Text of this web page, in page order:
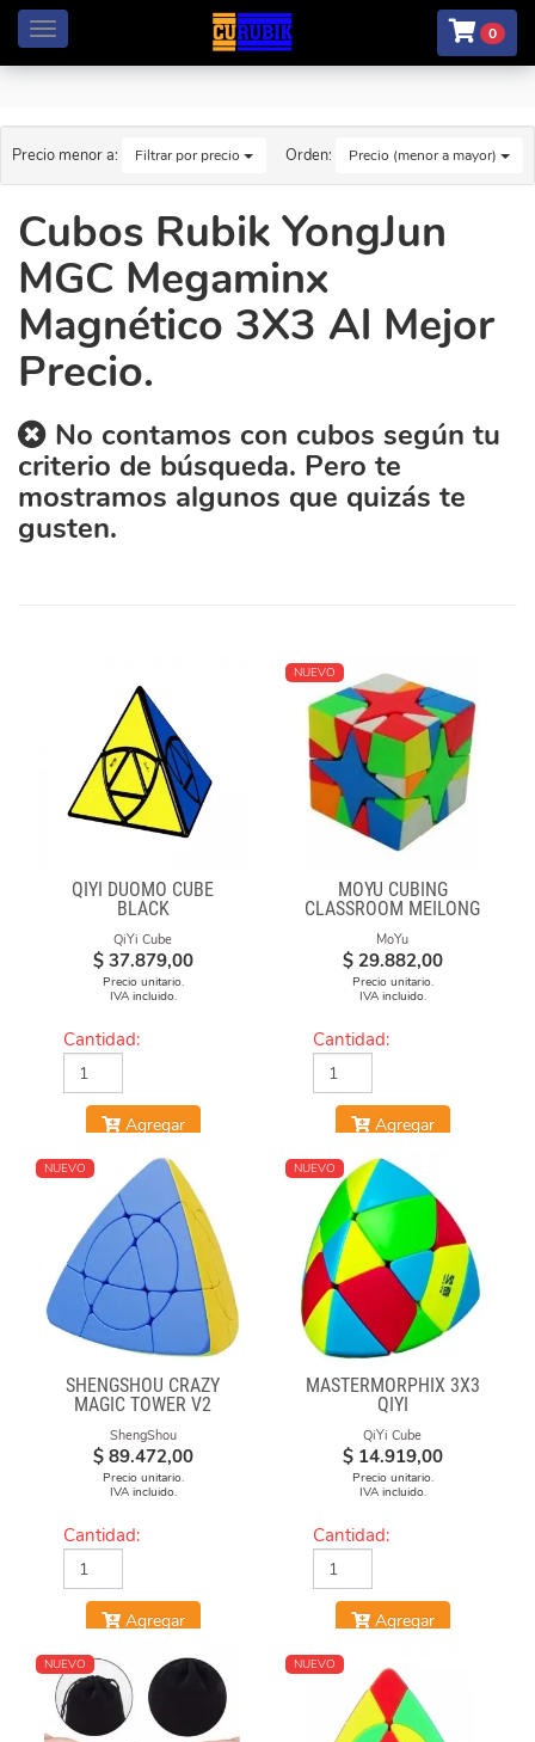
Menú 0
Precio menor a: Filtrar por precio Orden: Precio (menor a mayor)
Cubos Rubik YongJun
MGC Megaminx
Magnético 3X3 Al Mejor
Precio.
No contamos con cubos según tu
criterio de búsqueda. Pero te
mostramos algunos que quizás te
gusten.
QIYI DUOMO CUBE
BLACK
QiYi Cube
$ 37.879,00
Precio unitario.
IVA incluido.
Cantidad:
Agregar
NUEVO
MOYU CUBING
CLASSROOM MEILONG
POLARIS CUBE
STICKERLESS
MoYu
$ 29.882,00
Precio unitario.
IVA incluido.
Cantidad:
Agregar
NUEVO
SHENGSHOU CRAZY
MAGIC TOWER V2
ShengShou
$ 89.472,00
Precio unitario.
IVA incluido.
Cantidad:
Agregar
NUEVO
MASTERMORPHIX 3X3
QIYI
QiYi Cube
$ 14.919,00
Precio unitario.
IVA incluido.
Cantidad:
Agregar
NUEVO NUEVO